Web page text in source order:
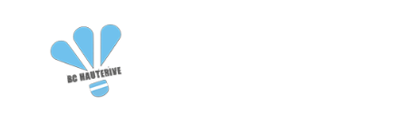
Accueil